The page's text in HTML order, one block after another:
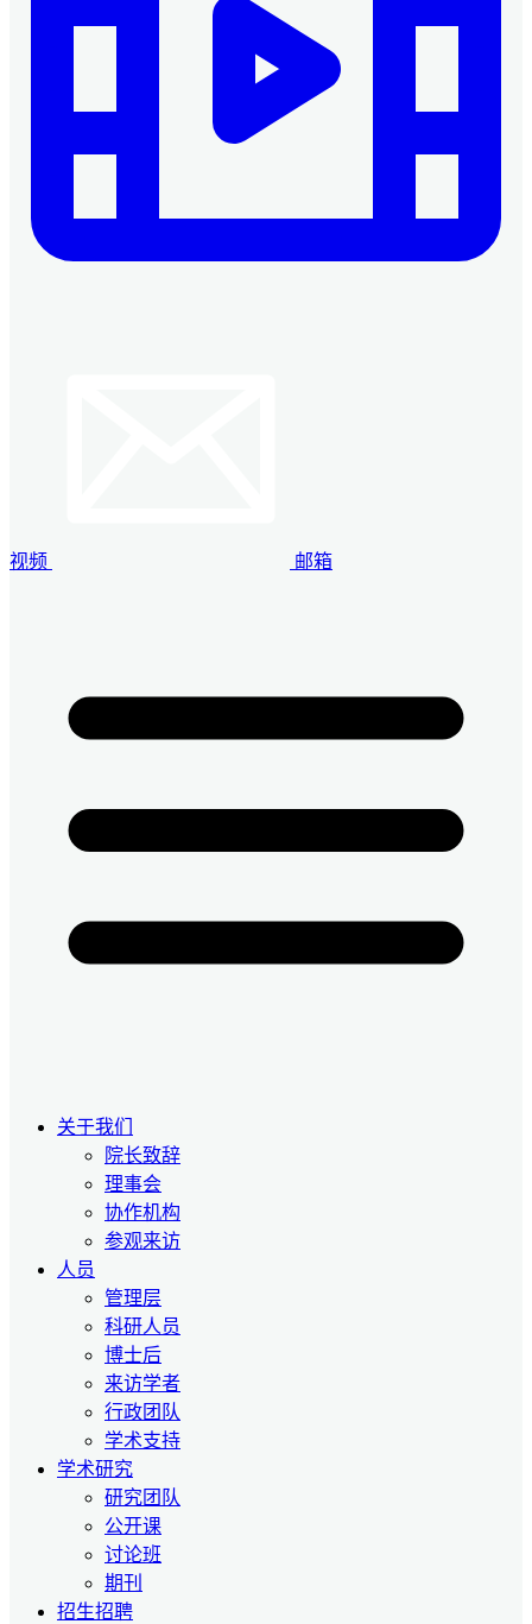
视频 邮箱
关于我们
院长致辞
理事会
协作机构
参观来访
人员
管理层
科研人员
博士后
来访学者
行政团队
学术支持
学术研究
研究团队
公开课
讨论班
期刊
招生招聘